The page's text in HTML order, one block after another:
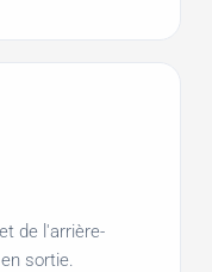
de l'arrière-
sortie.